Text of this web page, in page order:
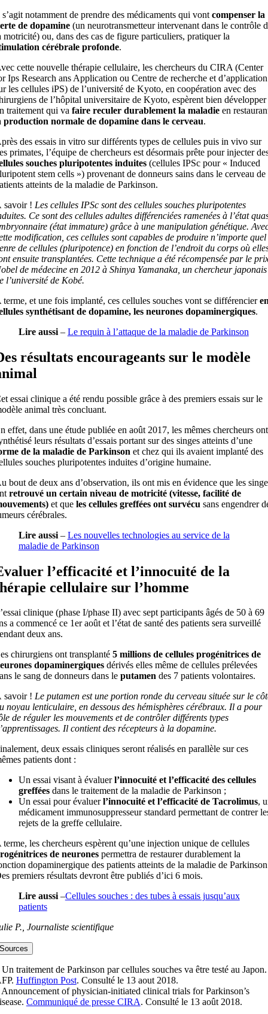
notamment de prendre des médicaments qui vont compenser la
de dopamine(un neurotransmetteur intervenant dans le contrôle
motricité) ou, dans des cas de figure particuliers, pratiquer la
cérébrale profonde.
cette nouvelle thérapie cellulaire, les chercheurs du CIRA (Center
Ips Research ans Application ou Centre de recherche et d’application
les cellules iPS) de l’université de Kyoto, en coopération avec des
de l’hôpital universitaire de Kyoto, espèrent bien développer
traitement qui va faire reculer durablement la maladie en
production normale de dopamine dans le cerveau.
des essais in vitro sur différents types de cellules puis in vivo sur
primates, l’équipe de chercheurs est désormais prête pour injecter
souches pluripotentes induites(cellules IPSc pour « Induced
stem cells ») provenant de donneurs sains dans le cerveau de
atteints de la maladie de Parkinson.
savoir ! Les cellules IPSc sont des cellules souches pluripotentes
Ce sont des cellules adultes différenciées ramenées à l’état
(état immature) grâce à une manipulation génétique.
modification, ces cellules sont capables de produire n’importe quel
de cellules (pluripotence) en fonction de l’endroit du corps où
ensuite transplantées. Cette technique a été récompensée par le
de médecine en 2012 à Shinya Yamanaka, un chercheur japonais
l’université de Kobé.
terme, et une fois implanté, ces cellules souches vont se différencier
synthétisant de dopamine, les neurones dopaminergiques.
Lire aussi– Le requin à l’attaque de la maladie de Parkinson
résultats encourageants sur le modèle
essai clinique a été rendu possible grâce à des premiers essais sur le
animal très concluant.
effet, dans une étude publiée en août 2017, les mêmes chercheurs ont
leurs résultats d’essais portant sur des singes atteints d’une
de la maladie de Parkinson et chez qui ils avaient implanté des
souches pluripotentes induites d’origine humaine.
bout de deux ans d’observation, ils ont mis en évidence que les
retrouvé un certain niveau de motricité (vitesse, facilité de
et que les cellules greffées ont survécu sans engendrer
cérébrales.
Lire aussi– Les nouvelles technologies au service de la
maladie de Parkinson
l’efficacité et l’innocuité de la
cellulaire sur l’homme
clinique (phase I/phase II) avec sept participants âgés de 50 à 69
a commencé ce 1er août et l’état de santé des patients sera surveillé
deux ans.
chirurgiens ont transplanté 5 millions de cellules progénitrices de
dopaminergiques dérivés elles même de cellules prélevées
le sang de donneurs dans leputamendes 7 patients volontaires.
savoir ! Le putamen est une portion ronde du cerveau située sur le
noyau lenticulaire, en dessous des hémisphères cérébraux. Il a pour
de réguler les mouvements et de contrôler différents types
Il contient des récepteurs à la dopamine.
deux essais cliniques seront réalisés en parallèle sur ces
patients dont :
Un essai visant à évaluerl’innocuité et l’efficacité des cellules
grefféesdans le traitement de la maladie de Parkinson ;
Un essai pour évaluerl’innocuité et l’efficacité de Tacrolimus,
médicament immunosuppresseur standard permettant de contrer
rejets de la greffe cellulaire.
terme, les chercheurs espèrent qu’une injection unique de cellules
de neurones permettra de restaurer durablement la
dopaminergique des patients atteints de la maladie de
premiers résultats devront être publiés d’ici 6 mois.
Lire aussi–Cellules souches : des tubes à essais jusqu’aux
patients
P., Journaliste scientifique
traitement de Parkinson par cellules souches va être testé au Japon.
Huffington Post. Consulté le 13 aout 2018.
of physician-initiated clinical trials for Parkinson’s
Communiqué de presse CIRA. Consulté le 13 août 2018.